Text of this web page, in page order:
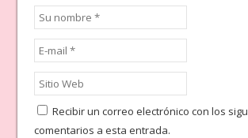
Recibir un correo electrónico con los
comentarios a esta entrada.